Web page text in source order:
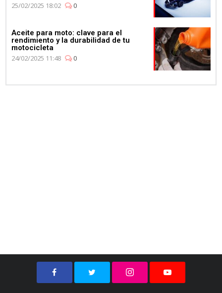
25/02/2025 18:02
0
Aceite para moto: clave para el
rendimiento y la durabilidad de tu
motocicleta
24/02/2025 11:48
0